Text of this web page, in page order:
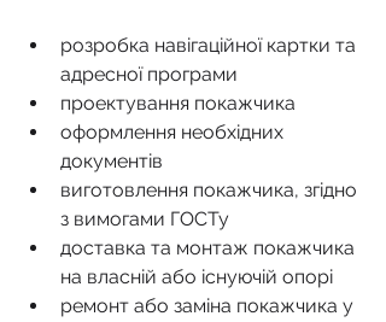
розробка навігаційної картки та
адресної програми
проектування покажчика
оформлення необхідних
документів
виготовлення покажчика, згідно
з вимогами ГОСТу
доставка та монтаж покажчика
на власній або існуючій опорі
ремонт або заміна покажчика у